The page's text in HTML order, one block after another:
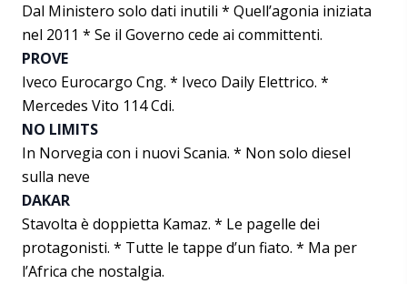
Dal Ministero solo dati inutili * Quell’agonia iniziata
nel 2011 * Se il Governo cede ai committenti.
PROVE
Iveco Eurocargo Cng. * Iveco Daily Elettrico. *
Mercedes Vito 114 Cdi.
NO LIMITS
In Norvegia con i nuovi Scania. * Non solo diesel
sulla neve
DAKAR
Stavolta è doppietta Kamaz. * Le pagelle dei
protagonisti. * Tutte le tappe d’un fiato. * Ma per
l’Africa che nostalgia.